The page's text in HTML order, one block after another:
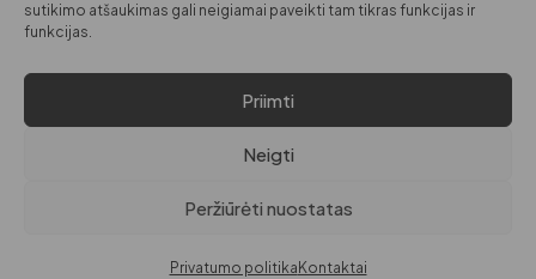
sutikimo atšaukimas gali neigiamai paveikti tam tikras funkcijas ir
funkcijas.
Priimti
Neigti
Peržiūrėti nuostatas
Privatumo politika Kontaktai
© VISOS TEISĖS SAUGOMOS PAGAL LR
PRIVATUMO POLITIKA
DigitalGrow | Svetainių kūrimas